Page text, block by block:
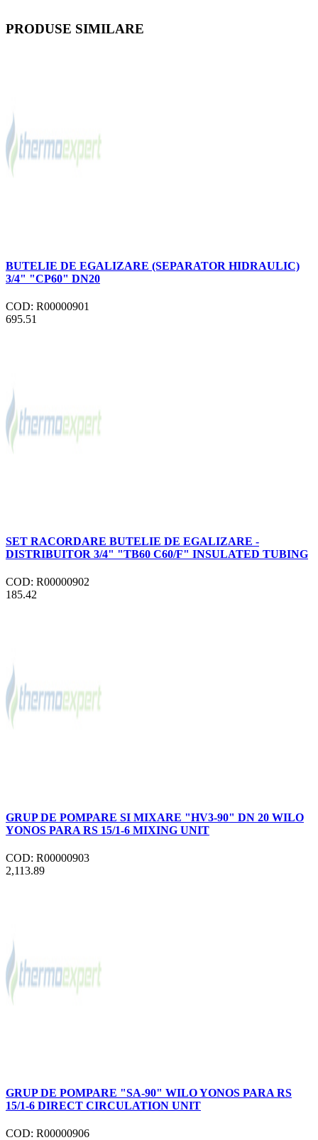
PRODUSE SIMILARE
BUTELIE DE EGALIZARE (SEPARATOR HIDRAULIC)
3/4" "CP60" DN20
COD: R00000901
695.51
SET RACORDARE BUTELIE DE EGALIZARE -
DISTRIBUITOR 3/4" "TB60 C60/F" INSULATED TUBING
COD: R00000902
185.42
GRUP DE POMPARE SI MIXARE "HV3-90" DN 20 WILO
YONOS PARA RS 15/1-6 MIXING UNIT
COD: R00000903
2,113.89
GRUP DE POMPARE "SA-90" WILO YONOS PARA RS
15/1-6 DIRECT CIRCULATION UNIT
COD: R00000906